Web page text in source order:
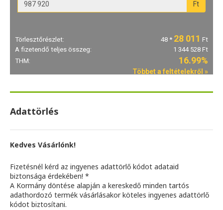
Adattörlés
Kedves Vásárlónk!
Fizetésnél kérd az ingyenes adattörlő kódot adataid
biztonsága érdekében! *
A Kormány döntése alapján a kereskedő minden tartós
adathordozó termék vásárlásakor köteles ingyenes adattörlő
kódot biztosítani.